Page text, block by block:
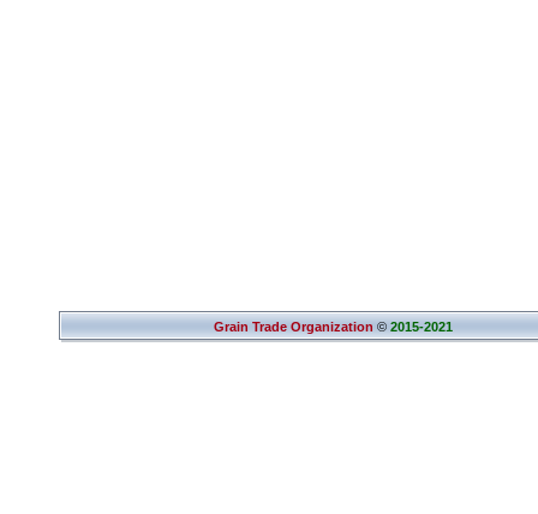
Grain Trade Organization © 2015-2021